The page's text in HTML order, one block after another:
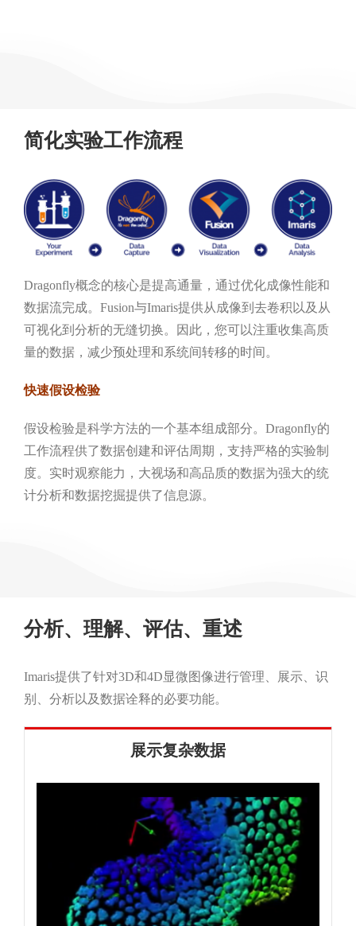
简化实验工作流程
Dragonfly概念的核心是提高通量，通过优化成像性能和
数据流完成。Fusion与Imaris提供从成像到去卷积以及从
可视化到分析的无缝切换。因此，您可以注重收集高质
量的数据，减少预处理和系统间转移的时间。
快速假设检验
假设检验是科学方法的一个基本组成部分。Dragonfly的
工作流程供了数据创建和评估周期，支持严格的实验制
度。实时观察能力，大视场和高品质的数据为强大的统
计分析和数据挖掘提供了信息源。
分析、理解、评估、重述
Imaris提供了针对3D和4D显微图像进行管理、展示、识
别、分析以及数据诠释的必要功能。
展示复杂数据